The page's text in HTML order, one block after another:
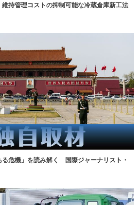
維持管理コストの抑制可能な冷蔵倉庫新工法
る危機」を読み解く 国際ジャーナリスト・